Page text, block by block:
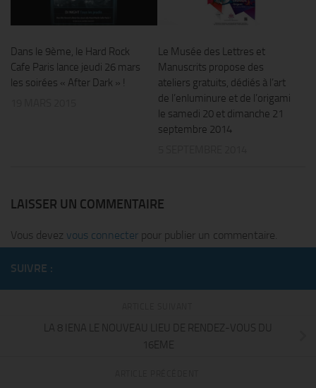
Dans le 9ème, le Hard Rock
Cafe Paris lance jeudi 26 mars
les soirées « After Dark » !
Le Musée des Lettres et
Manuscrits propose des
ateliers gratuits, dédiés à l’art
de l’enluminure et de l’origami
le samedi 20 et dimanche 21
septembre 2014
LAISSER UN COMMENTAIRE
Vous devez vous connecter pour publier un commentaire.
SUIVRE :
LA 8 IENA LE NOUVEAU LIEU DE RENDEZ-VOUS DU
16EME